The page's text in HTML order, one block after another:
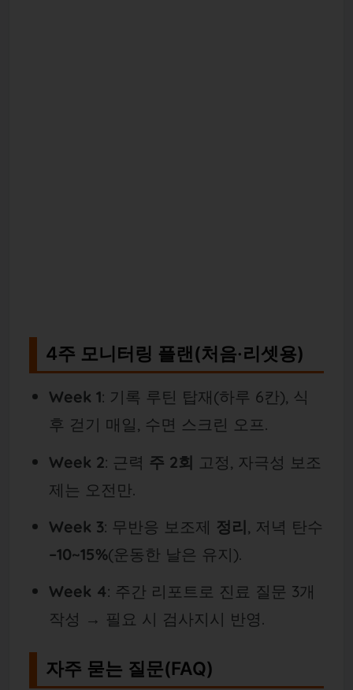
4주 모니터링 플랜(처음·리셋용)
Week 1: 기록 루틴 탑재(하루 6칸), 식
후 걷기 매일, 수면 스크린 오프.
Week 2: 근력 주 2회 고정, 자극성 보조
제는 오전만.
Week 3: 무반응 보조제 정리 , 저녁 탄수
–10~15%(운동한 날은 유지).
Week 4: 주간 리포트로 진료 질문 3개
작성 → 필요 시 검사지시 반영.
자주 묻는 질문(FAQ)